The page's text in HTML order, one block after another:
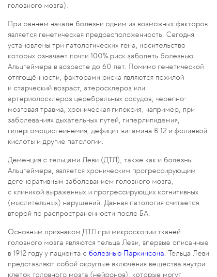
головного мозга).
При раннем начале болезни одним из возможных факторов
является генетическая предрасположенность. Сегодня
установлены три патологических гена, носительство
которых означает почти 100% риск заболеть болезнью
Альцгеймера в возрасте до 60 лет. Помимо генетической
отягощённости, факторами риска являются пожилой
и старческий возраст, атеросклероз или
артериолосклероз церебральных сосудов, черепно-
мозговая травма, хроническая гипоксия, например, при
заболеваниях дыхательных путей, гиперлипидемия,
гипергомоцистеинемия, дефицит витамина В 12 и фолиевой
кислоты и другие патологии.
Деменция с тельцами Леви (ДТЛ), также как и болезнь
Альцгеймера, является хроническим прогрессирующим
дегенеративным заболеванием головного мозга,
с клиникой выраженных и прогрессирующих когнитивных
(мыслительных) нарушений. Данная патология считается
второй по распространенности после БА.
Основным признаком ДТЛ при микроскопии тканей
головного мозга являются тельца Леви, впервые описанные
в 1912 году у пациента с болезнью Паркинсона. Тельца Леви
представляют собой округлые включения вещества внутри
клеток головного мозга (нейронов), которые могут